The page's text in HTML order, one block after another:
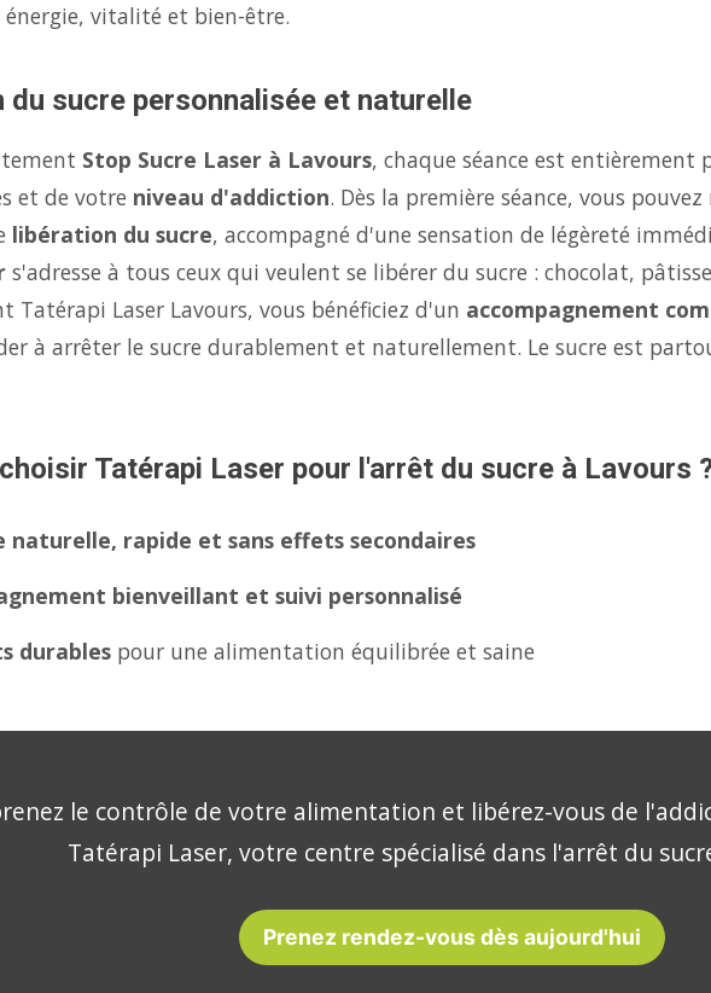
énergie, vitalité et bien-être.
du sucre personnalisée et naturelle
Stop Sucre Laser à Lavours, chaque séance est entièrement
et de votre niveau d'addiction. Dès la première séance, vous
libération du sucre, accompagné d'une sensation de légèreté
s'adresse à tous ceux qui veulent se libérer du sucre : chocolat,
Tatérapi Laser Lavours, vous bénéficiez d'un accompagnement
à arrêter le sucre durablement et naturellement. Le sucre est
Tatérapi Laser pour l'arrêt du sucre à Lavours
naturelle, rapide et sans effets secondaires
bienveillant et suivi personnalisé
durables pour une alimentation équilibrée et saine
le contrôle de votre alimentation et libérez-vous de
Tatérapi Laser, votre centre spécialisé dans l'arrêt du
Prenez rendez-vous dès aujourd'hui